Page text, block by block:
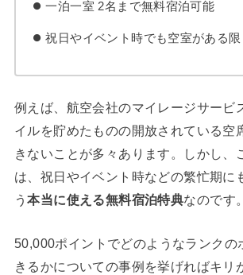
一泊一室 2名まで無料宿泊可能
祝日やイベント時でも空室がある
例えば、航空会社のマイレージサービ
イルを貯めたものの開放されている空
きないことが多々あります。しかし、
は、祝日やイベント時などの繁忙期に
う本当に使える無料宿泊特典なのです。
50,000ポイントでどのようなランクの
きるかについての事例を挙げればキリ